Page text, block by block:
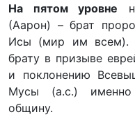
На пятом уровне
(Аарон) – брат
Исы (мир им всем).
брату в призыве
и поклонению
Мусы (а.с.) именно
общину.